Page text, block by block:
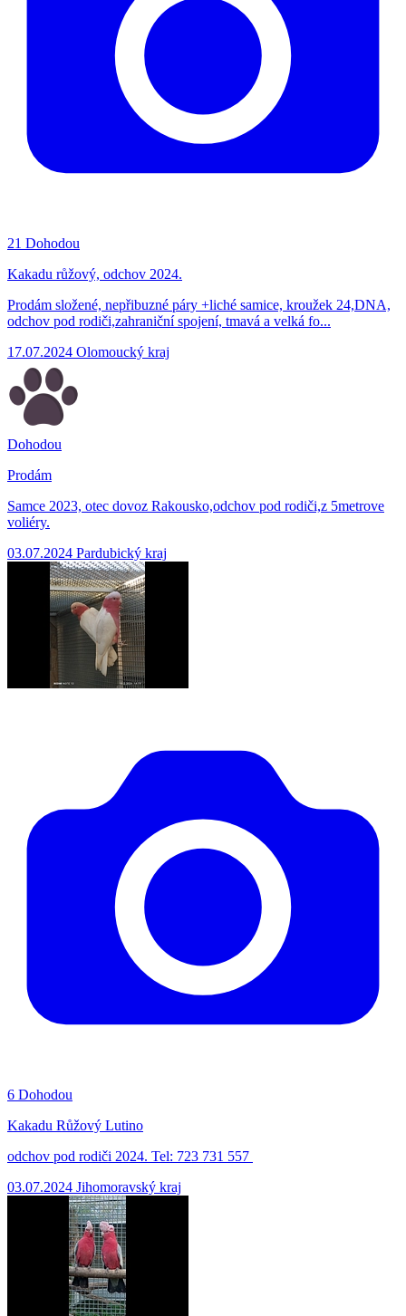
21 Dohodou
Kakadu růžový, odchov 2024.
Prodám složené, nepřibuzné páry +liché samice, kroužek 24,DNA,
odchov pod rodiči,zahraniční spojení, tmavá a velká fo...
17.07.2024 Olomoucký kraj
Dohodou
Prodám
Samce 2023, otec dovoz Rakousko,odchov pod rodiči,z 5metrove
voliéry.
03.07.2024 Pardubický kraj
6 Dohodou
Kakadu Růžový Lutino
odchov pod rodiči 2024. Tel: 723 731 557
03.07.2024 Jihomoravský kraj